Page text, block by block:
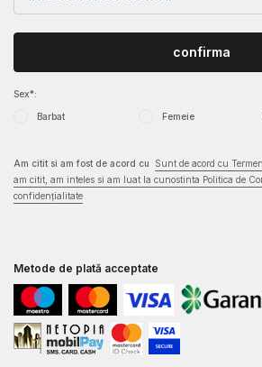
Sex*:
Barbat Femeie
confirma
Am citit si am fost de acord cu
Sunt de acord cu
am citit, am inteles si am luat la cunostinta Politica de
confidențialitate
Metode de plată acceptate